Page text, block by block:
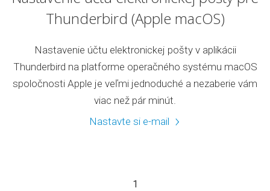
Thunderbird (Apple macOS)
Nastavenie účtu elektronickej pošty v aplikácii
Thunderbird na platforme operačného systému macOS
spoločnosti Apple je veľmi jednoduché a nezaberie vám
viac než pár minút.
Nastavte si e-mail
1